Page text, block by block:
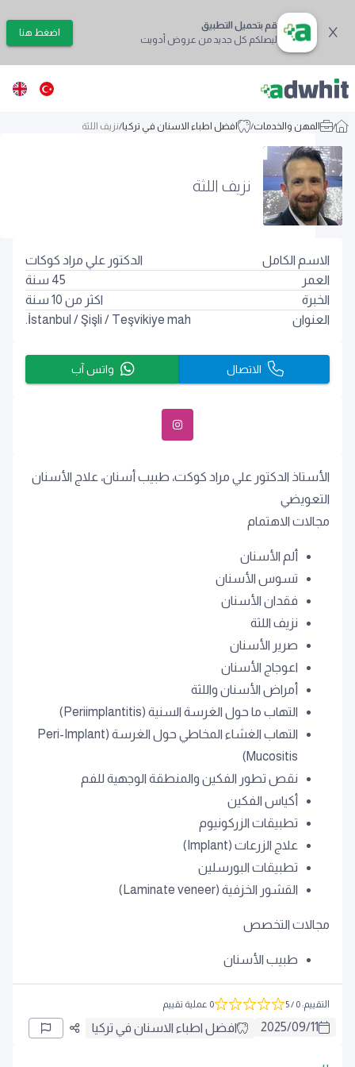
قم بتحميل التطبيق
ليصلكم كل جديد من عروض أدويت
اضغط هنا
/ المهن والخدمات/ افضل اطباء الاسنان في تركيا/نزيف اللثة
نزيف اللثة
الأستاذ الدكتور علي مراد كوكت، طبيب أسنان، علاج الأسنان
التعويضي
مجالات الاهتمام
ألم الأسنان
تسوس الأسنان
فقدان الأسنان
نزيف اللثة
صرير الأسنان
اعوجاج الأسنان
أمراض الأسنان واللثة
التهاب ما حول الغرسة السنية (Periimplantitis)
التهاب الغشاء المخاطي حول الغرسة (Peri-Implant
Mucositis)
نقص تطور الفكين والمنطقة الوجهية للفم
أكياس الفكين
تطبيقات الزركونيوم
علاج الزرعات (Implant)
تطبيقات البورسلين
القشور الخزفية (Laminate veneer)
مجالات التخصص
طبيب الأسنان
التقييم:
0
/ 5 0 عملية تقييم
2025/09/11 افضل اطباء الاسنان في تركيا
الاسم الكامل
الدكتور علي مراد كوكات
العمر
45 سنة
الخبرة
اكثر من 10 سنة
العنوان
İstanbul /Şişli / Teşvikiye mah.
الاتصال واتس آب